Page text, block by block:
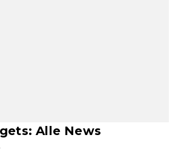
Alle News